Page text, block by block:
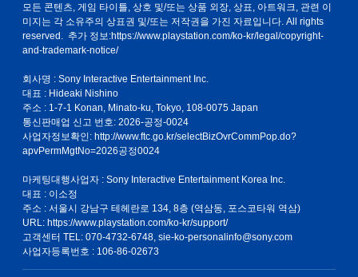
모든 콘텐츠, 게임 타이틀, 상호 및/또는 상품 외장, 상표, 아트워크, 관련 이
미지는 각 소유주의 상표권 및/또는 저작권을 가진 자료입니다. All rights
reserved. 추가 정보:https://www.playstation.com/ko-kr/legal/copyright-
and-trademark-notice/
회사명 : Sony Interactive Entertainment Inc.
대표 : Hideaki Nishino
주소 : 1-7-1 Konan, Minato-ku, Tokyo, 108-0075 Japan
통신판매업 신고 번호: 2026-공정-0024
사업자정보확인: http://www.ftc.go.kr/selectBizOvrCommPop.do?
apvPermMgtNo=2026공정0024
마케팅대행사업자 : Sony Interactive Entertainment Korea Inc.
대표 : 이소정
주소 : 서울시 강남구 테헤란로 134, 8층 (역삼동, 포스코타워 역삼)
URL: https://www.playstation.com/ko-kr/support/
고객센터 TEL: 070-4732-6748, sie-ko-personalinfo@sony.com
사업자등록번호 : 106-86-02673